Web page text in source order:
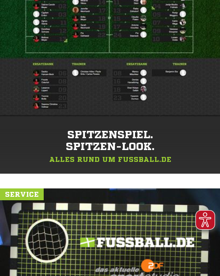
SPITZENSPIEL.
SPITZEN-LOOK.
ALLES RUND UM FUSSBALL.DE
SERVICE